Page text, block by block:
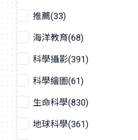
推薦(33)
海洋教育(68)
科學攝影(391)
科學繪圖(61)
生命科學(830)
地球科學(361)